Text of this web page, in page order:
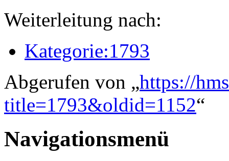
Weiterleitung nach:
Kategorie:1793
Abgerufen von „https://
title=1793&oldid=1152“
Navigationsmenü